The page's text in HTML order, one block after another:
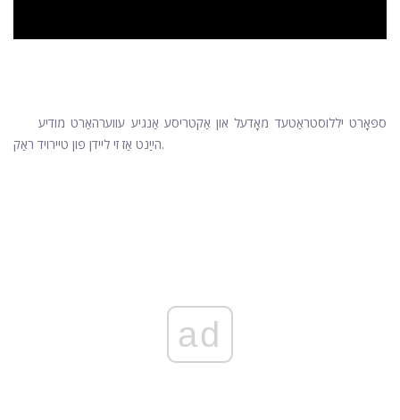
ספּאָרט יללוסטראַטעד מאָדעל און אַקטריסע אַנגיע עווערהאַרט מודיע
הייַנט אַז זי ליידן פון טיירויד ראַק.
ad